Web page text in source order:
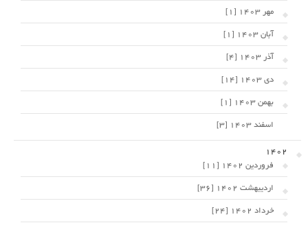
مهر 1403 [1]
آبان 1403 [1]
آذر 1403 [4]
دی 1403 [14]
بهمن 1403 [1]
اسفند 1403 [3]
1402
فروردین 1402 [11]
اردیبهشت 1402 [36]
خرداد 1402 [24]